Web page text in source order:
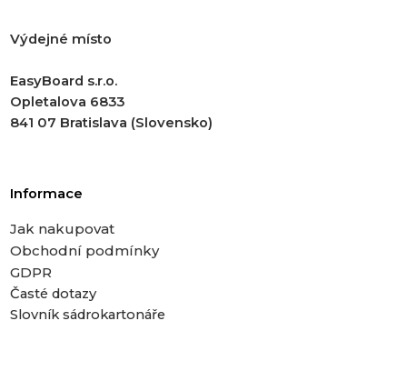
Výdejné místo
EasyBoard s.r.o.
Opletalova 6833
841 07 Bratislava (Slovensko)
Informace
Jak nakupovat
Obchodní podmínky
GDPR
Časté dotazy
Slovník sádrokartonáře